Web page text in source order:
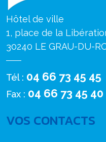
Hôtel de ville
1, place de la
30240 LE GRAU-DU-
Tél : 04 66 73 45 45
Fax : 04 66 73 45 40
VOS CONTACTS